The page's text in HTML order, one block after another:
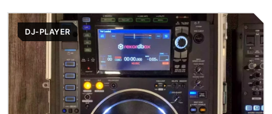
DJ-PLAYER